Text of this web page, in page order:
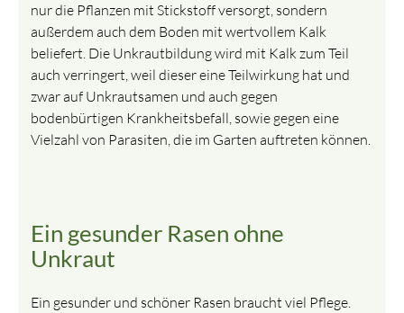
nur die Pflanzen mit Stickstoff versorgt, sondern
außerdem auch dem Boden mit wertvollem Kalk
beliefert. Die Unkrautbildung wird mit Kalk zum Teil
auch verringert, weil dieser eine Teilwirkung hat und
zwar auf Unkrautsamen und auch gegen
bodenbürtigen Krankheitsbefall, sowie gegen eine
Vielzahl von Parasiten, die im Garten auftreten können.
Ein gesunder Rasen ohne
Unkraut
Ein gesunder und schöner Rasen braucht viel Pflege.